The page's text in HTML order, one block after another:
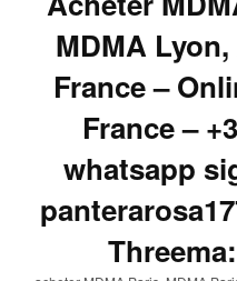
MDMA
France –
France –
whatsapp